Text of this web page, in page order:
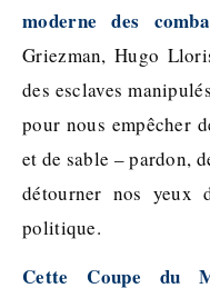
moderne des
Griezman, Hugo
des esclaves
pour nous empêcher
et de sable – pardon,
détourner nos yeux
politique.
Cette Coupe du